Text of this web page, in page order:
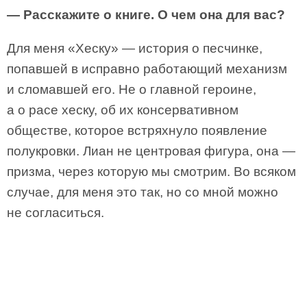
— Расскажите о книге. О чем она для вас?
Для меня «Хеску» — история о песчинке,
попавшей в исправно работающий механизм
и сломавшей его. Не о главной героине,
а о расе хеску, об их консервативном
обществе, которое встряхнуло появление
полукровки. Лиан не центровая фигура, она —
призма, через которую мы смотрим. Во всяком
случае, для меня это так, но со мной можно
не согласиться.